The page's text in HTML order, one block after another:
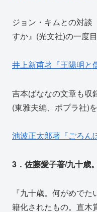
ジョン・キムとの対談
すか』(光文社)の一度
井上新甫著『王陽明と
吉本ばななの文章も収
(東雅夫編、ポプラ社)
池波正太郎著『ごろん
3．佐藤愛子著/九十歳
『九十歳。何がめで
籍化されたもの。直木